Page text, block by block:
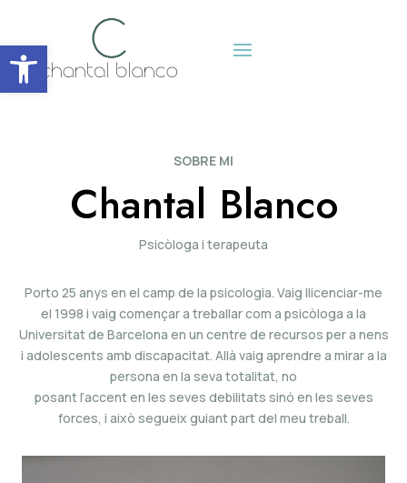
Obre la barra d'eines
SOBRE MI
Chantal Blanco
Psicòloga i terapeuta
Porto 25 anys en el camp de la psicologia. Vaig llicenciar-me
el 1998 i vaig començar a treballar com a psicòloga a la
Universitat de Barcelona en un centre de recursos per a nens
i adolescents amb discapacitat. Allà vaig aprendre a mirar a la
persona en la seva totalitat, no
posant l’accent en les seves debilitats sinó en les seves
forces, i això segueix guiant part del meu treball.